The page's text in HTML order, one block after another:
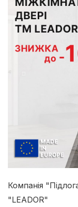
Компанія
"LEADOR"